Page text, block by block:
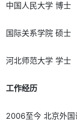
中国人民大学 博士
国际关系学院 硕士
河北师范大学 学士
工作经历
2006至今 北京外国